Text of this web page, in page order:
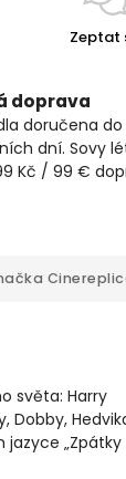
Zeptat
doprava
doručena
dní. Sovy
Kč / 99 €
světa: Harry
Dobby,
jazyce